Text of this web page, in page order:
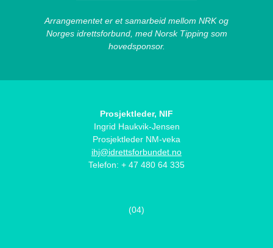
Arrangementet er et samarbeid mellom NRK og
Norges idrettsforbund, med Norsk Tipping som
hovedsponsor.
Prosjektleder, NIF
Ingrid Haukvik-Jensen
Prosjektleder NM-veka
ihj@idrettsforbundet.no
Telefon: + 47 480 64 335
(04)